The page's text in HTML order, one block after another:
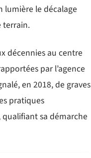
lumière le décalage
terrain.
décennies au centre
par l’agence
en 2018, de graves
pratiques
sa démarche